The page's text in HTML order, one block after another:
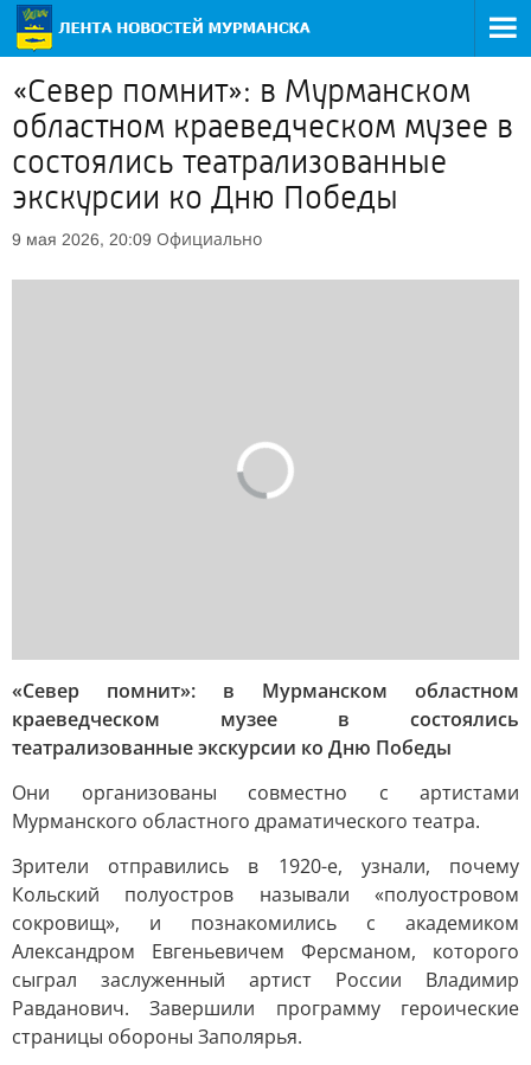
«Север помнит»: в Мурманском
областном краеведческом музее в
состоялись театрализованные
экскурсии ко Дню Победы
9 мая 2026, 20:09 Официально
«Север помнит»: в Мурманском областном
краеведческом музее в состоялись
театрализованные экскурсии ко Дню Победы
Они организованы совместно с артистами
Мурманского областного драматического театра.
Зрители отправились в 1920-е, узнали, почему
Кольский полуостров называли «полуостровом
сокровищ», и познакомились с академиком
Александром Евгеньевичем Ферсманом, которого
сыграл заслуженный артист России Владимир
Равданович. Завершили программу героические
страницы обороны Заполярья.